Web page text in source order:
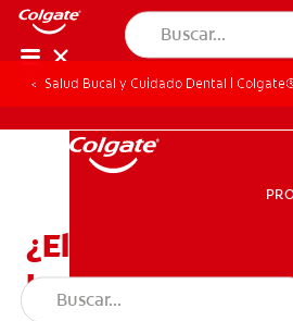
Salud Bucal y Cuidado Dental |
¿El Goteo Post-
La Salud Dental?